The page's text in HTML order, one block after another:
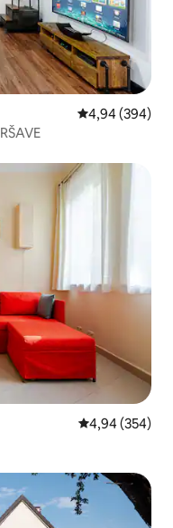
Prosječna
4,94 (394)
„Odabrali gosti”
Prosječna
4,94 (354)
„Odabrali gosti”